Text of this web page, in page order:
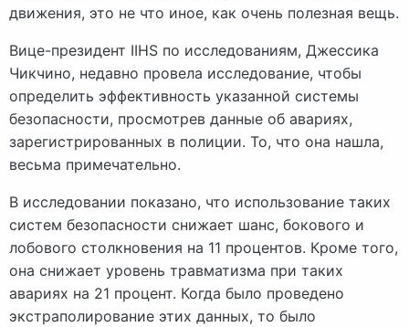
движения, это не что иное, как очень полезная вещь.
Вице-президент IIHS по исследованиям, Джессика
Чикчино, недавно провела исследование, чтобы
определить эффективность указанной системы
безопасности, просмотрев данные об авариях,
зарегистрированных в полиции. То, что она нашла,
весьма примечательно.
В исследовании показано, что использование таких
систем безопасности снижает шанс, бокового и
лобового столкновения на 11 процентов. Кроме того,
она снижает уровень травматизма при таких
авариях на 21 процент. Когда было проведено
экстраполирование этих данных, то было